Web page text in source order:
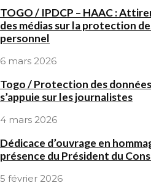
TOGO / IPDCP – HAAC :
des médias sur la protection
personnel
6 mars 2026
Togo / Protection des
s’appuie sur les journalistes
4 mars 2026
Dédicace d’ouvrage en
présence du Président du
5 février 2026